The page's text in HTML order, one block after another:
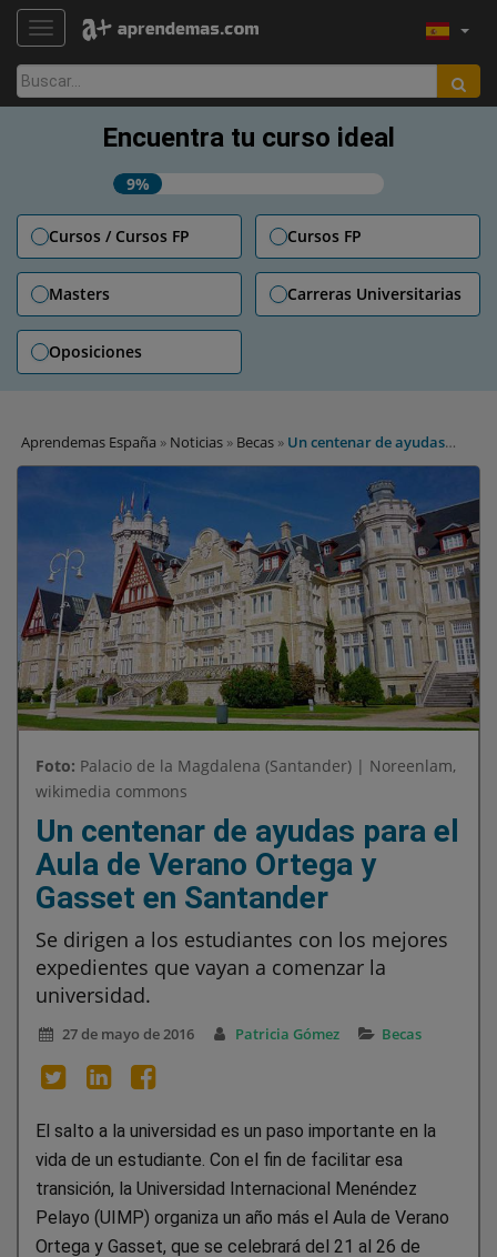
TOGGLE NAVIGATION
Buscar:
Encuentra tu curso ideal
9%
Cursos / Cursos FP Cursos FP
Masters Carreras Universitarias
Oposiciones
Aprendemas España » Noticias » Becas » Un centenar de ayudas
para el Aula de Verano Ortega y Gasset en Santander
Foto: Palacio de la Magdalena (Santander) | Noreenlam,
wikimedia commons
Un centenar de ayudas para el
Aula de Verano Ortega y
Gasset en Santander
Se dirigen a los estudiantes con los mejores
expedientes que vayan a comenzar la
universidad.
27 de mayo de 2016 Patricia Gómez Becas
El salto a la universidad es un paso importante en la
vida de un estudiante. Con el fin de facilitar esa
transición, la Universidad Internacional Menéndez
Pelayo (UIMP) organiza un año más el Aula de Verano
Ortega y Gasset, que se celebrará del 21 al 26 de